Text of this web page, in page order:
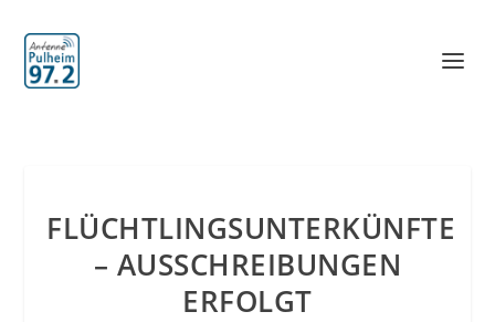
FLÜCHTLINGSUNTERKÜNFTE
– AUSSCHREIBUNGEN
ERFOLGT